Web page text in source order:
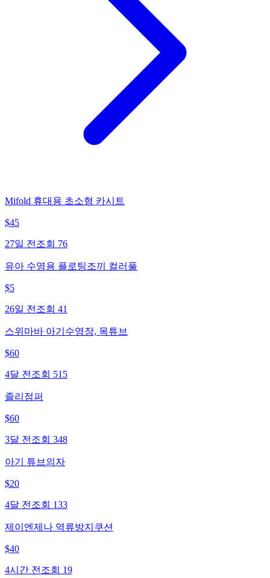
Mifold 휴대용 초소형 카시트
$45
27일 전 조회 76
유아 수영용 플로팅조끼 컬러풀
$5
26일 전 조회 41
스위마바 아기수영장, 목튜브
$60
4달 전 조회 515
졸리점퍼
$60
3달 전 조회 348
아기 튜브의자
$20
4달 전 조회 133
제이엔제나 역류방지쿠션
$40
4시간 전 조회 19